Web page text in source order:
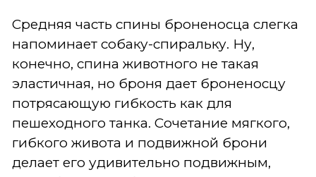
Средняя часть спины броненосца слегка
напоминает собаку-спиральку. Ну,
конечно, спина животного не такая
эластичная, но броня дает броненосцу
потрясающую гибкость как для
пешеходного танка. Сочетание мягкого,
гибкого живота и подвижной брони
делает его удивительно подвижным,